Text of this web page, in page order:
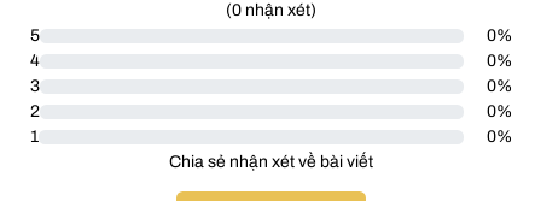
(0nhận xét)
5
0%
4
0%
3
0%
2
0%
1
0%
Chia sẻ nhận xét về bài viết